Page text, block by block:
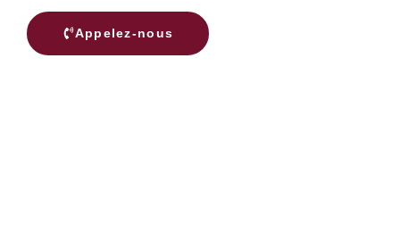
Appelez-nous